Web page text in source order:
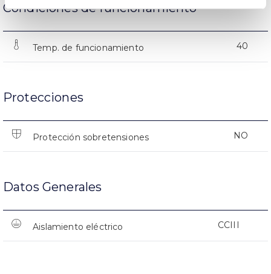
Condiciones de funcionamiento
Temp. de funcionamiento 40
Protecciones
Protección sobretensiones NO
Datos Generales
Aislamiento eléctrico CCIII